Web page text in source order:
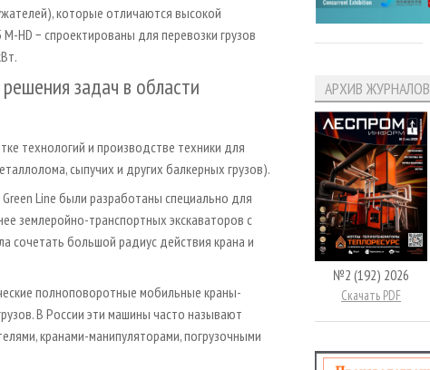
которые отличаются высокой
HD − спроектированы для перевозки грузов
задач в области
технологий и производстве техники для
сыпучих и других балкерных грузов).
Line были разработаны специально для
землеройно-транспортных экскаваторов с
сочетать большой радиус действия крана и
полноповоротные мобильные краны­
В России эти машины часто называют
кранами-манипуляторами, погрузочными
АРХИВ ЖУРНАЛОВ
№2 (192) 2026
Скачать PDF